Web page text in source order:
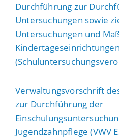
Durchführung zur
Untersuchungen sowie
Untersuchungen und
Kindertageseinrichtungen
Verwaltungsvorschrift
zur Durchführung der
Jugendzahnpflege (VWV